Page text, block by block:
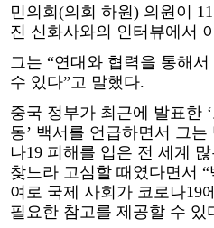
민의회(의회 하원) 의원이
진 신화사와의 인터뷰에서
그는 “연대와 협력을 통해
수 있다”고 말했다.
중국 정부가 최근에 발표한
동’ 백서를 언급하면서 그
나19 피해를 입은 전 세계
찾느라 고심할 때였다면서 “
여로 국제 사회가 코로나19
필요한 참고를 제공할 수 있